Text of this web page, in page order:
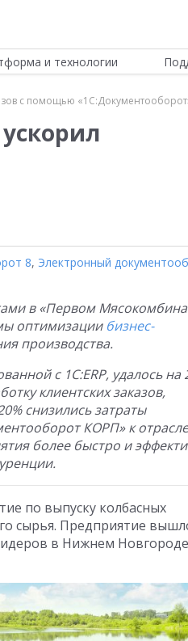
и технологии
с помощью
8, Электронный
в «Первом
оптимизации бизнес-
производства.
с 1С:ERP, удалось на
клиентских заказов,
снизились затраты
КОРП» к
более быстро и
по выпуску колбасных
сырья. Предприятие
в Нижнем Новгороде